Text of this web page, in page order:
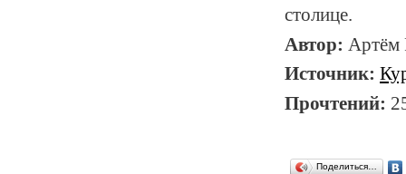
столице.
Автор:
Источник:
Прочтений:
Поделиться…